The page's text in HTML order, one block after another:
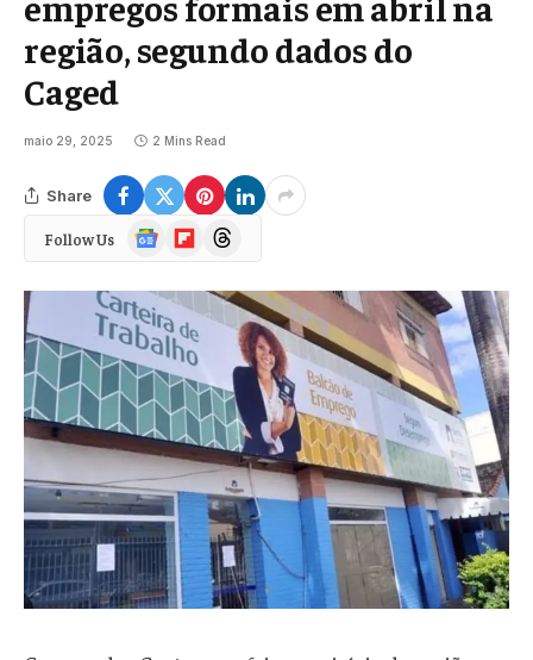
região, segundo dados do
Caged
maio 29, 2025 2 Mins Read
Share
Follow Us
Google
News
FlipboardThreads